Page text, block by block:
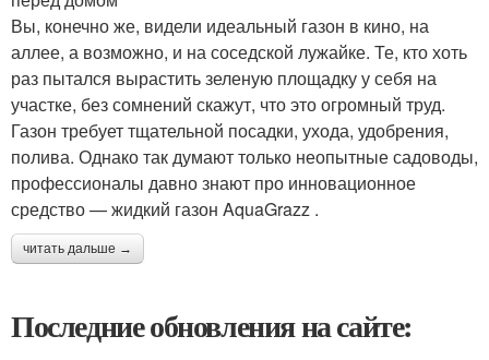
Вы, конечно же, видели идеальный газон в кино, на
аллее, а возможно, и на соседской лужайке. Те, кто хоть
раз пытался вырастить зеленую площадку у себя на
участке, без сомнений скажут, что это огромный труд.
Газон требует тщательной посадки, ухода, удобрения,
полива. Однако так думают только неопытные садоводы,
профессионалы давно знают про инновационное
средство — жидкий газон AquaGrazz .
читать дальше →
Последние обновления на сайте: